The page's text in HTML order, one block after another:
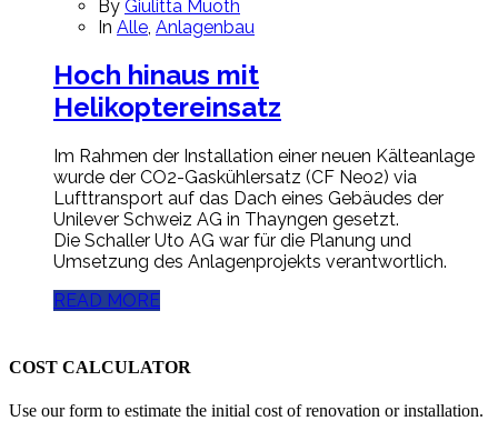
By Giulitta Muoth
In Alle Anlagenbau
Hoch hinaus mit
Helikoptereinsatz
Im Rahmen der Installation einer neuen Kälteanlage
wurde der CO2-Gaskühlersatz (CF Neo2) via
Lufttransport auf das Dach eines Gebäudes der
Unilever Schweiz AG in Thayngen gesetzt.
Die Schaller Uto AG war für die Planung und
Umsetzung des Anlagenprojekts verantwortlich.
READ MORE
COST CALCULATOR
Use our form to estimate the initial cost of renovation or installation.